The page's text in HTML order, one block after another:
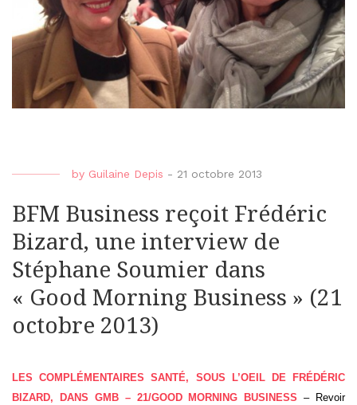
by Guilaine Depis - 21 octobre 2013
BFM Business reçoit Frédéric
Bizard, une interview de
Stéphane Soumier dans
« Good Morning Business » (21
octobre 2013)
LES COMPLÉMENTAIRES SANTÉ, SOUS L’OEIL DE FRÉDÉRIC
BIZARD, DANS GMB – 21/GOOD MORNING BUSINESS – Revoir